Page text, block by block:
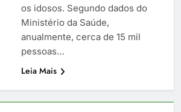
os idosos. Segundo dados do
Ministério da Saúde,
anualmente, cerca de 15 mil
pessoas…
Leia Mais